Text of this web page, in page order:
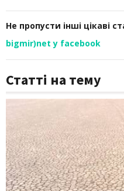
Не пропусти інші цікаві
bigmir)net у facebook
Статті на тему